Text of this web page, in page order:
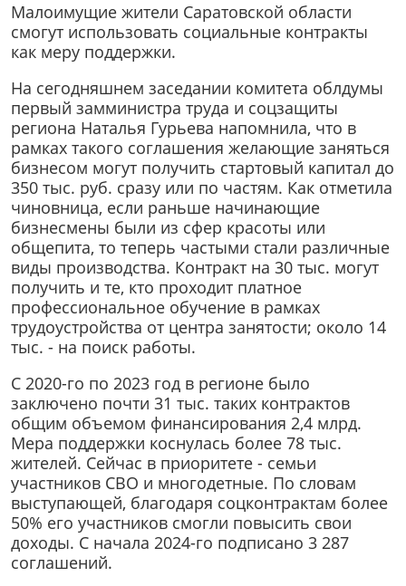
Малоимущие жители Саратовской области
смогут использовать социальные контракты
как меру поддержки.
На сегодняшнем заседании комитета облдумы
первый замминистра труда и соцзащиты
региона Наталья Гурьева напомнила, что в
рамках такого соглашения желающие заняться
бизнесом могут получить стартовый капитал до
350 тыс. руб. сразу или по частям. Как отметила
чиновница, если раньше начинающие
бизнесмены были из сфер красоты или
общепита, то теперь частыми стали различные
виды производства. Контракт на 30 тыс. могут
получить и те, кто проходит платное
профессиональное обучение в рамках
трудоустройства от центра занятости; около 14
тыс. - на поиск работы.
С 2020-го по 2023 год в регионе было
заключено почти 31 тыс. таких контрактов
общим объемом финансирования 2,4 млрд.
Мера поддержки коснулась более 78 тыс.
жителей. Сейчас в приоритете - семьи
участников СВО и многодетные. По словам
выступающей, благодаря соцконтрактам более
50% его участников смогли повысить свои
доходы. С начала 2024-го подписано 3 287
соглашений.